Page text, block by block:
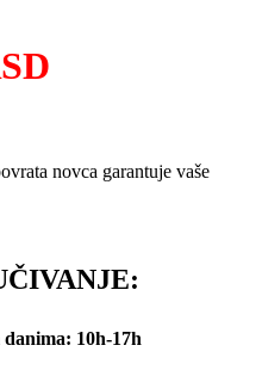
novca garantuje vaše
10h-17h